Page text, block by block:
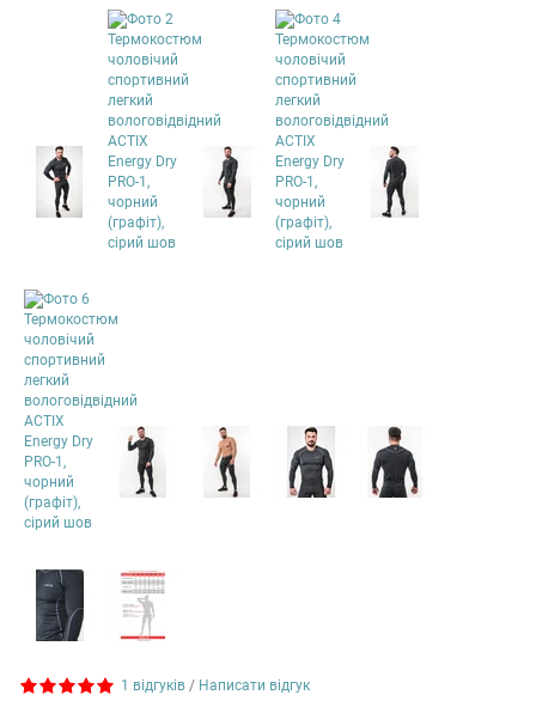
1 відгуків / Написати відгук